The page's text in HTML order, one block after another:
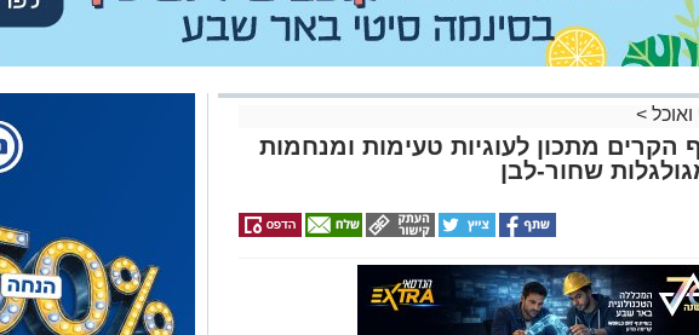
ואוכל >
הקרים מתכון לעוגיות טעימות ומנחמות
שחור-לבן